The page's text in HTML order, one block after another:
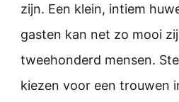
zijn. Een klein, intiem
gasten kan net zo mooi
tweehonderd mensen.
kiezen voor een trouwen